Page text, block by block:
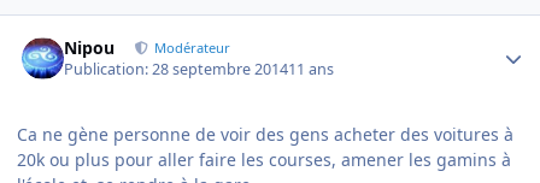
Nipou Modérateur
Publication:28 septembre 201411 ans
Ca ne gène personne de voir des gens acheter des voitures à
20k ou plus pour aller faire les courses, amener les gamins à